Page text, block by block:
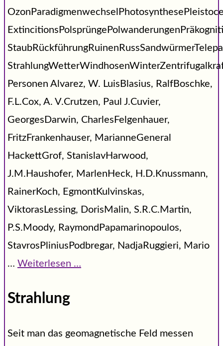
Personen Alvarez, W. LuisBlasius, RalfBoschke,
F.L.Cox, A. V.Crutzen, Paul J.Cuvier,
GeorgesDarwin, CharlesFelgenhauer,
FritzFrankenhauser, MarianneGeneral
HackettGrof, StanislavHarwood,
J.M.Haushofer, MarlenHeck, H.D.Knussmann,
RainerKoch, EgmontKulvinskas,
ViktorasLessing, DorisMalin, S.R.C.Martin,
P.S.Moody, RaymondPapamarinopoulos,
StavrosPliniusPodbregar, NadjaRuggieri, Mario
… Weiterlesen …
Strahlung
Seit man das geomagnetische Feld messen